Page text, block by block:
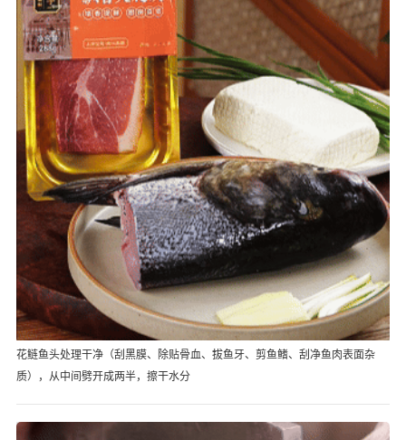
花鲢鱼头处理干净（刮黑膜、除贴骨血、拔鱼牙、剪鱼鳍、刮净鱼肉表面杂
质），从中间劈开成两半，擦干水分